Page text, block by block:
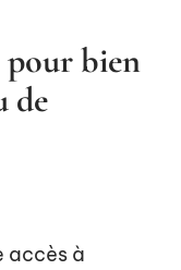
bien
de
accès à